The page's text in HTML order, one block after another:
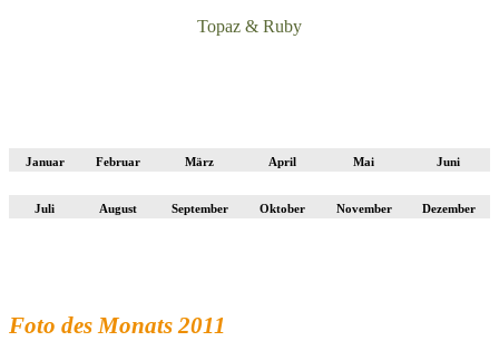
Topaz & Ruby
Januar Februar März April Mai Juni
Juli August September Oktober November Dezember
Foto des Monats 2011